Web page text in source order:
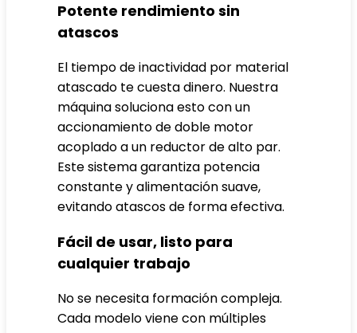
Potente rendimiento sin
atascos
El tiempo de inactividad por material
atascado te cuesta dinero. Nuestra
máquina soluciona esto con un
accionamiento de doble motor
acoplado a un reductor de alto par.
Este sistema garantiza potencia
constante y alimentación suave,
evitando atascos de forma efectiva.
Fácil de usar, listo para
cualquier trabajo
No se necesita formación compleja.
Cada modelo viene con múltiples